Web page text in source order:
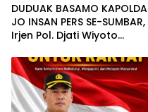
DUDUAK BASAMO KAPOLDA
JO INSAN PERS SE-SUMBAR,
Irjen Pol. Djati Wiyoto
Ruang bagi Pelanggar
Hukum di Internal Polri